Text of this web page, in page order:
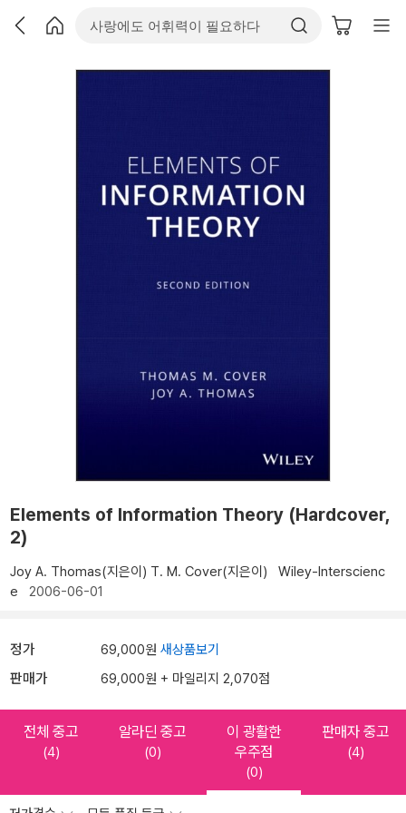
Elements of Information Theory (Hardcover,
2)
Joy A. Thomas(지은이) T. M. Cover(지은이)
Wiley-Interscienc
e 2006-06-01
정가 69,000원 새상품보기
판매가 69,000원 + 마일리지 2,070점
전체 중고
(4)
알라딘 중고
(0)
이 광활한
우주점
(0)
판매자 중고
(4)